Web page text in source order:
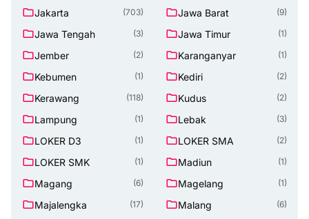
Jakarta (703) Jawa Barat (9)
Jawa Tengah (3) Jawa Timur (1)
Jember (2) Karanganyar (1)
Kebumen (1) Kediri (2)
Kerawang (118) Kudus (2)
Lampung (1) Lebak (3)
LOKER D3 (1) LOKER SMA (2)
LOKER SMK (1) Madiun (1)
Magang (6) Magelang (1)
Majalengka (17) Malang (6)